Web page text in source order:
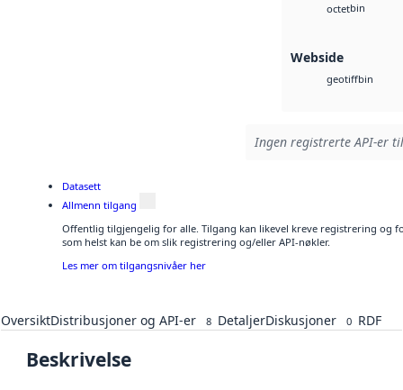
octetbin
Webside
geotiffbin
Ingen registrerte API-er
Datasett
Allmenn tilgang
Offentlig tilgjengelig for alle. Tilgang kan likevel kreve registrering og
som helst kan be om slik registrering og/eller API-nøkler.
Les mer om tilgangsnivåer her
OversiktDistribusjoner og API-er 8 DetaljerDiskusjoner 0 RDF
Beskrivelse